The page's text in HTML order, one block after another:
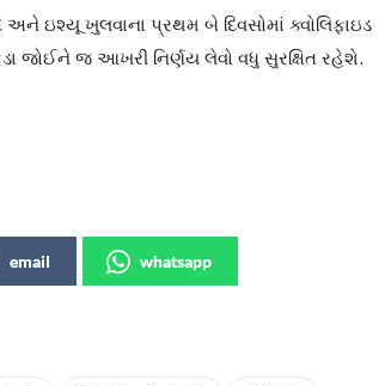
અને ઇશ્યૂ ખુલવાના પ્રથમ બે દિવસોમાં ક્વોલિફાઇડ
જોઈને જ આખરી નિર્ણય લેવો વધુ સુરક્ષિત રહેશે.
email whatsapp